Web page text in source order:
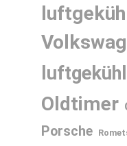
Oldtimer
Porsche